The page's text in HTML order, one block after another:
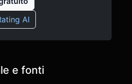
AI
e fonti